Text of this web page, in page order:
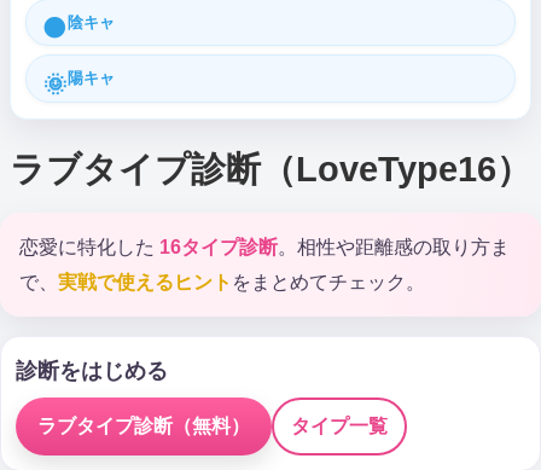
🌑陰キャ
🌞 陽キャ
ラブタイプ診断（LoveType16）
恋愛に特化した 16タイプ診断。相性や距離感の取り方ま
で、 実戦で使えるヒント をまとめてチェック。
診断をはじめる
ラブタイプ診断（無料） タイプ一覧